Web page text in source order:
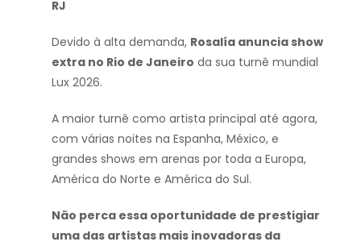
RJ
Devido à alta demanda, Rosalía anuncia show
extra no Rio de Janeiro da sua turnê mundial
Lux 2026.
A maior turnê como artista principal até agora,
com várias noites na Espanha, México, e
grandes shows em arenas por toda a Europa,
América do Norte e América do Sul.
Não perca essa oportunidade de prestigiar
uma das artistas mais inovadoras da